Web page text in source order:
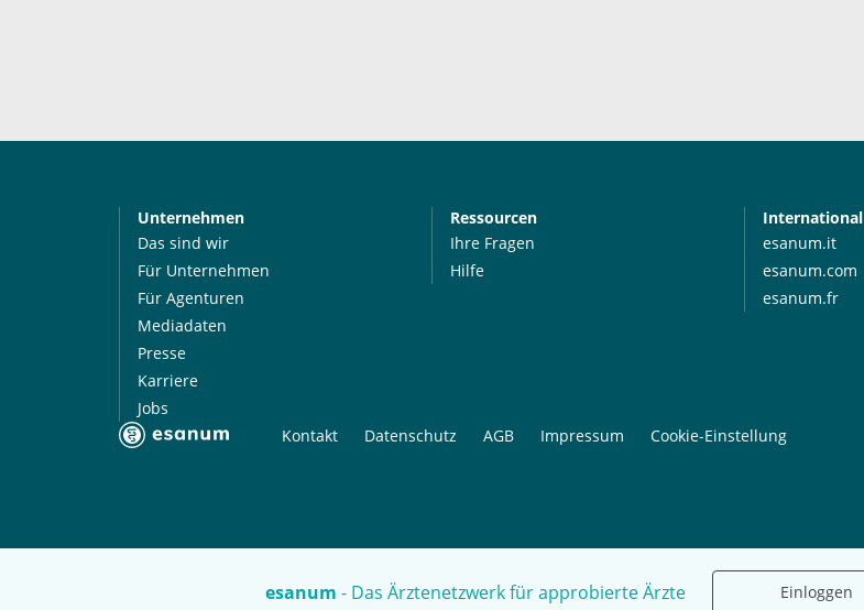
esanum - Das Ärztenetzwerk für approbierte Ärzte Einloggen
Unternehmen
Das sind wir
Für Unternehmen
Für Agenturen
Mediadaten
Presse
Karriere
Jobs
Ressourcen
Ihre Fragen
Hilfe
International
esanum.it
esanum.com
esanum.fr
Kontakt Datenschutz AGB Impressum Cookie-Einstellung